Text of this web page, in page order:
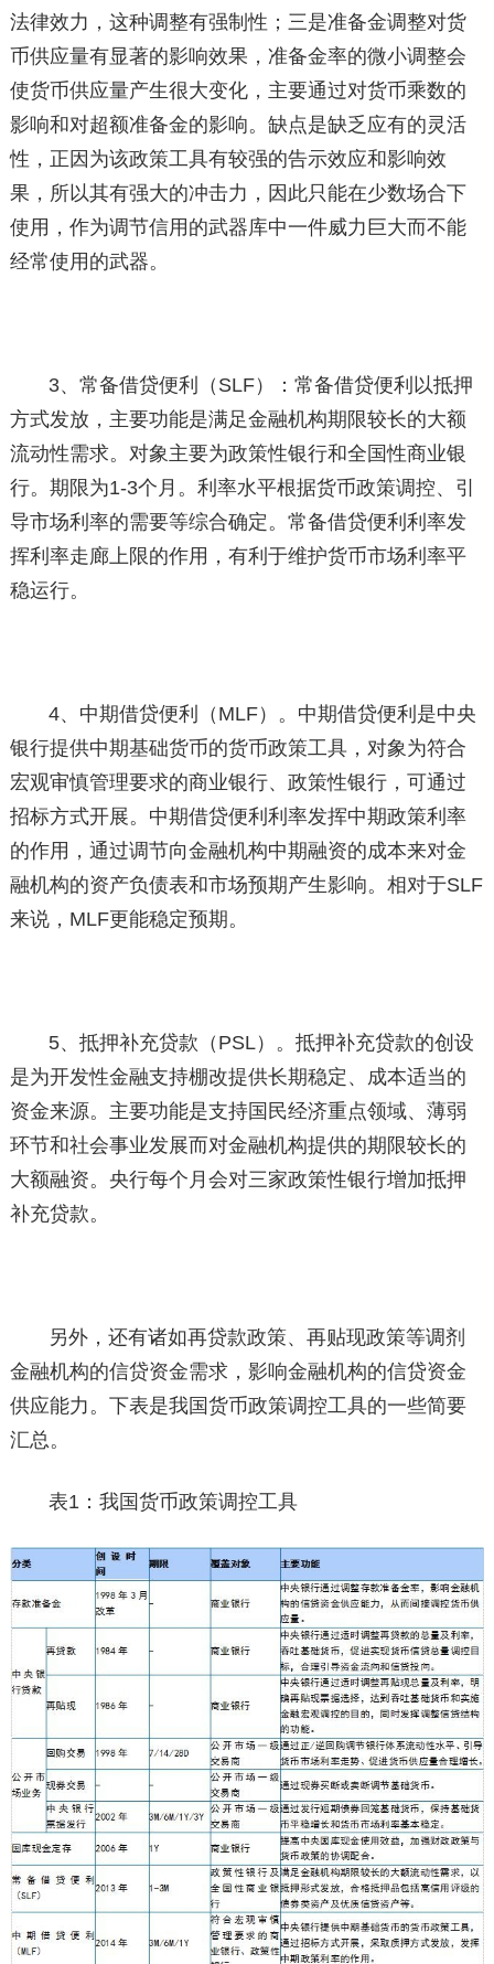
法律效力，这种调整有强制性；三是准备金调整对货
币供应量有显著的影响效果，准备金率的微小调整会
使货币供应量产生很大变化，主要通过对货币乘数的
影响和对超额准备金的影响。缺点是缺乏应有的灵活
性，正因为该政策工具有较强的告示效应和影响效
果，所以其有强大的冲击力，因此只能在少数场合下
使用，作为调节信用的武器库中一件威力巨大而不能
经常使用的武器。
3、常备借贷便利（SLF）：常备借贷便利以抵押
方式发放，主要功能是满足金融机构期限较长的大额
流动性需求。对象主要为政策性银行和全国性商业银
行。期限为1-3个月。利率水平根据货币政策调控、引
导市场利率的需要等综合确定。常备借贷便利利率发
挥利率走廊上限的作用，有利于维护货币市场利率平
稳运行。
4、中期借贷便利（MLF）。中期借贷便利是中央
银行提供中期基础货币的货币政策工具，对象为符合
宏观审慎管理要求的商业银行、政策性银行，可通过
招标方式开展。中期借贷便利利率发挥中期政策利率
的作用，通过调节向金融机构中期融资的成本来对金
融机构的资产负债表和市场预期产生影响。相对于SLF
来说，MLF更能稳定预期。
5、抵押补充贷款（PSL）。抵押补充贷款的创设
是为开发性金融支持棚改提供长期稳定、成本适当的
资金来源。主要功能是支持国民经济重点领域、薄弱
环节和社会事业发展而对金融机构提供的期限较长的
大额融资。央行每个月会对三家政策性银行增加抵押
补充贷款。
另外，还有诸如再贷款政策、再贴现政策等调剂
金融机构的信贷资金需求，影响金融机构的信贷资金
供应能力。下表是我国货币政策调控工具的一些简要
汇总。
表1：我国货币政策调控工具